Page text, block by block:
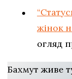
жінок
огляд
Бахмут живе